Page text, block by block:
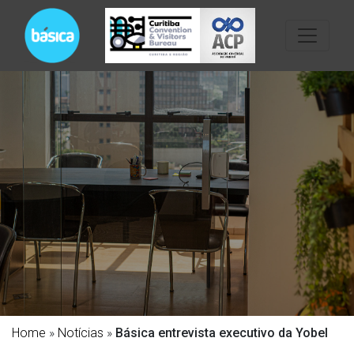
Home » Notícias » Básica entrevista executivo da Yobel